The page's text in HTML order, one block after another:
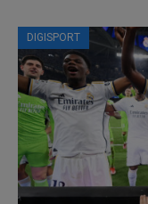
DIGISPORT